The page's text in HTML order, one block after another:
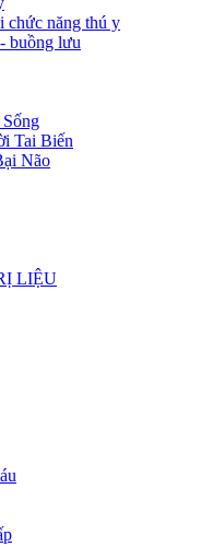
chức năng thú y
buồng lưu
Tai Biến
Não
LIỆU